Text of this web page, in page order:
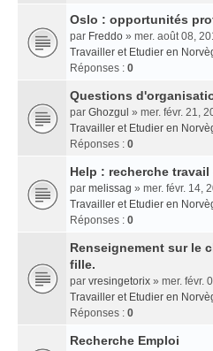
Oslo : opportunités
par Freddo » mer. août 08,
Travailler et Etudier en
Réponses : 0
Questions
par Ghozgul » mer. févr. 21,
Travailler et Etudier en
Réponses : 0
Help : recherche
par melissag » mer. févr. 14,
Travailler et Etudier en
Réponses : 0
Renseignement sur le
fille.
par vresingetorix » mer. févr.
Travailler et Etudier en
Réponses : 0
Recherche Emploi